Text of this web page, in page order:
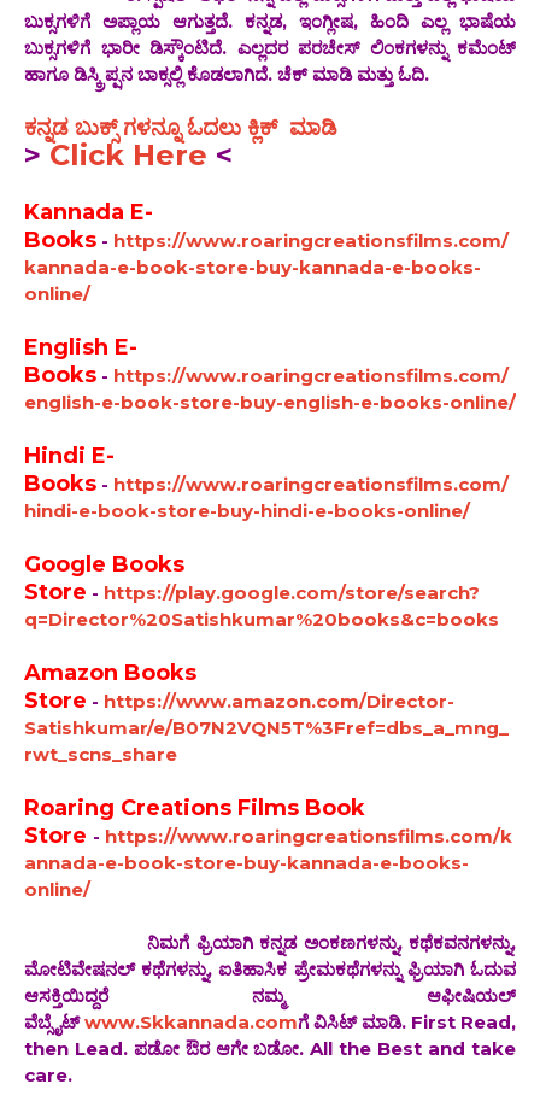
ಬುಕ್ಸಗಳಿಗೆ ಅಪ್ಲಾಯ ಆಗುತ್ತದೆ. ಕನ್ನಡ, ಇಂಗ್ಲೀಷ, ಹಿಂದಿ ಎಲ್ಲ ಭಾಷೆಯ
ಬುಕ್ಸಗಳಿಗೆ ಭಾರೀ ಡಿಸ್ಕೌಂಟಿದೆ. ಎಲ್ಲದರ ಪರಚೇಸ್ ಲಿಂಕಗಳನ್ನು ಕಮೆಂಟ್
ಹಾಗೂ ಡಿಸ್ಕ್ರಿಪ್ಷನ ಬಾಕ್ಸಲ್ಲಿ ಕೊಡಲಾಗಿದೆ. ಚೆಕ್ ಮಾಡಿ ಮತ್ತು ಓದಿ.
ಕನ್ನಡ ಬುಕ್ಸ್ ಗಳನ್ನೂ ಓದಲು ಕ್ಲಿಕ್ ಮಾಡಿ
>Click Here <
Kannada E-
Books - https://www.roaringcreationsfilms.com/
kannada-e-book-store-buy-kannada-e-books-
online/
English E-
Books - https://www.roaringcreationsfilms.com/
english-e-book-store-buy-english-e-books-online/
Hindi E-
Books - https://www.roaringcreationsfilms.com/
hindi-e-book-store-buy-hindi-e-books-online/
Google Books
Store - https://play.google.com/store/search?
q=Director%20Satishkumar%20books&c=books
Amazon Books
Store - https://www.amazon.com/Director-
Satishkumar/e/B07N2VQN5T%3Fref=dbs_a_mng_
rwt_scns_share
Roaring Creations Films Book
Store - https://www.roaringcreationsfilms.com/k
annada-e-book-store-buy-kannada-e-books-
online/
ನಿಮಗೆ ಫ್ರಿಯಾಗಿ ಕನ್ನಡ ಅಂಕಣಗಳನ್ನು, ಕಥೆಕವನಗಳನ್ನು,
ಮೋಟಿವೇಷನಲ್ ಕಥೆಗಳನ್ನು, ಐತಿಹಾಸಿಕ ಪ್ರೇಮಕಥೆಗಳನ್ನು ಫ್ರಿಯಾಗಿ ಓದುವ
ಆಸಕ್ತಿಯಿದ್ದರೆ ನಮ್ಮ ಆಫೀಷಿಯಲ್
ವೆಬ್ಸೈಟ್www.Skkannada.comಗೆ ವಿಸಿಟ್ ಮಾಡಿ. First Read,
then Lead. ಪಡೋ ಔರ ಆಗೇ ಬಡೋ. All the Best and take
care.